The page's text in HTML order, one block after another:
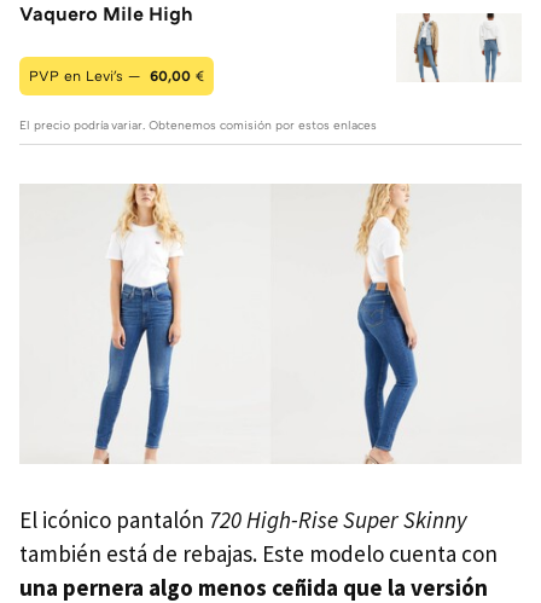
Vaquero Mile High
PVP en Levi's — 60,00 €
El precio podría variar. Obtenemos comisión por estos enlaces
El icónico pantalón 720 High-Rise Super Skinny
también está de rebajas. Este modelo cuenta con
una pernera algo menos ceñida que la versión